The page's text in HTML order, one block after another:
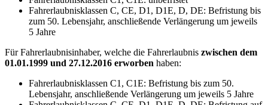
Fahrerlaubnisklassen C, CE, D1, D1E, D, DE: Befristung bis
zum 50. Lebensjahr, anschließende Verlängerung um jeweils
5 Jahre
Für Fahrerlaubnisinhaber, welche die Fahrerlaubnis zwischen dem
01.01.1999 und 27.12.2016 erworben haben:
Fahrerlaubnisklassen C1, C1E: Befristung bis zum 50.
Lebensjahr, anschließende Verlängerung um jeweils 5 Jahre